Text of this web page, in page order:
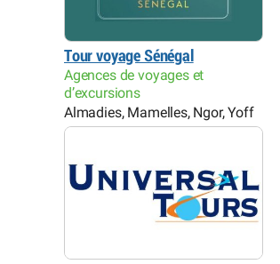
Tour voyage Sénégal
Agences de voyages et
d’excursions
Almadies, Mamelles, Ngor, Yoff